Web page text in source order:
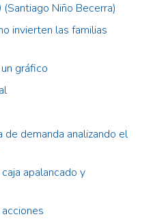
Niño Becerra)
invierten las familias
gráfico
de demanda analizando el
apalancado y